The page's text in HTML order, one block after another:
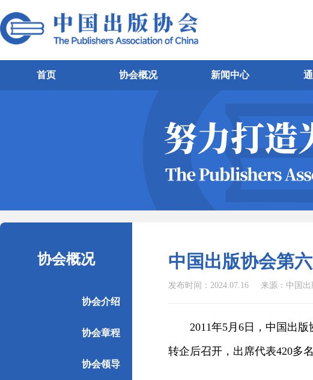
首页 协会概况 新闻中心
协会概况
协会介绍
协会章程
协会领导
中国出版协会第
发布时间：2024.07.16 来源：中国出
2011年5月6日，中国出版
转企后召开，出席代表420多名